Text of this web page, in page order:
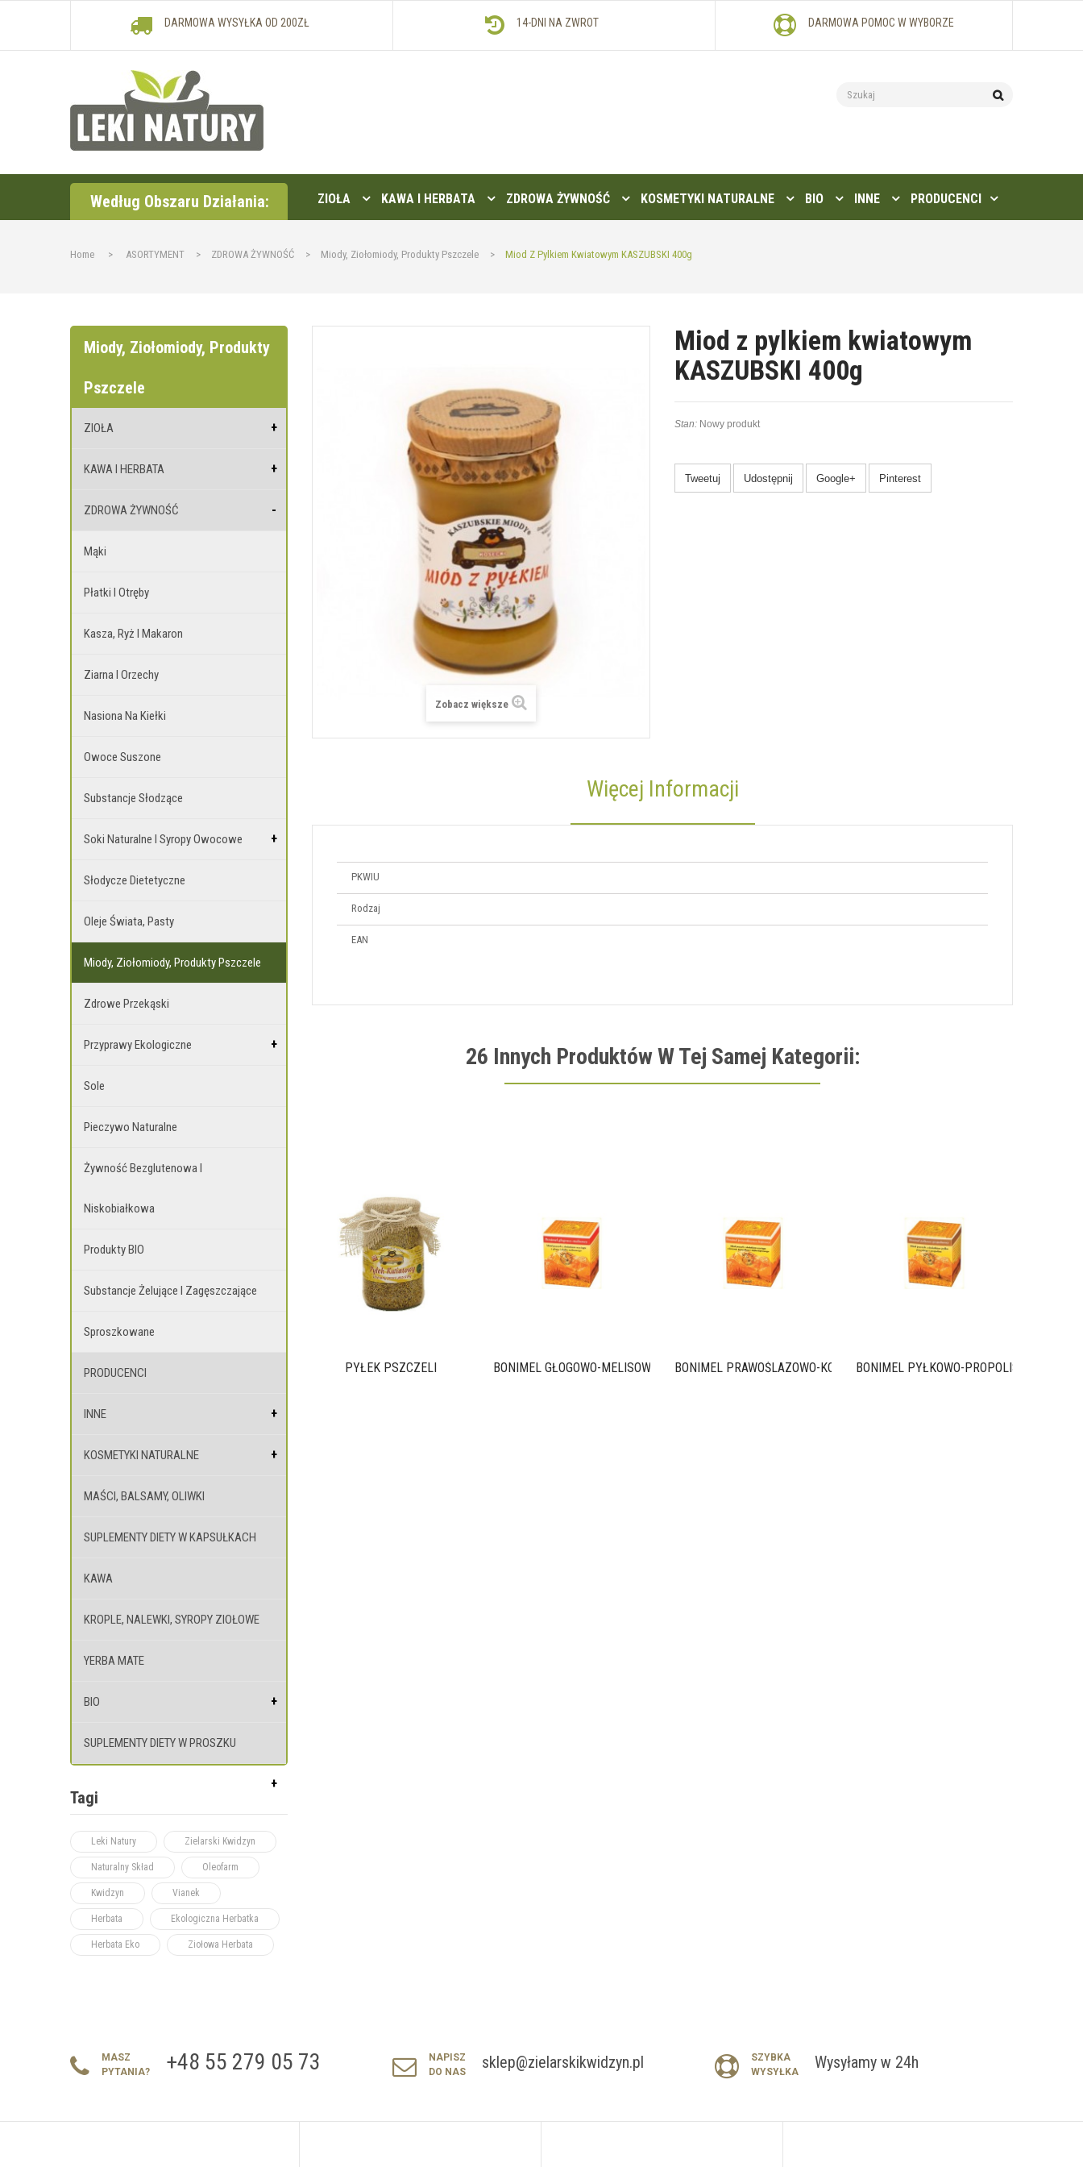
DARMOWA WYSYŁKA OD 200ZŁ 14-DNI NA ZWROT DARMOWA POMOC W WYBORZE
Według Obszaru Działania: ZIOŁA KAWA I HERBATA ZDROWA ŻYWNOŚĆ KOSMETYKI NATURALNE BIO INNE PRODUCENCI
Home > ASORTYMENT > ZDROWA ŻYWNOŚĆ > Miody, Ziołomiody, Produkty Pszczele > Miod Z Pylkiem Kwiatowym KASZUBSKI 400g
Miody, Ziołomiody, Produkty
Pszczele
ZIOŁA
KAWA I HERBATA
ZDROWA ŻYWNOŚĆ
Mąki
Płatki I Otręby
Kasza, Ryż I Makaron
Ziarna I Orzechy
Nasiona Na Kiełki
Owoce Suszone
Substancje Słodzące
Soki Naturalne I Syropy Owocowe
Słodycze Dietetyczne
Oleje Świata, Pasty
Miody, Ziołomiody, Produkty Pszczele
Zdrowe Przekąski
Przyprawy Ekologiczne
Sole
Pieczywo Naturalne
Żywność Bezglutenowa I
Niskobiałkowa
Produkty BIO
Substancje Żelujące I Zagęszczające
Sproszkowane
PRODUCENCI
INNE
KOSMETYKI NATURALNE
MAŚCI, BALSAMY, OLIWKI
SUPLEMENTY DIETY W KAPSUŁKACH
KAWA
KROPLE, NALEWKI, SYROPY ZIOŁOWE
YERBA MATE
BIO
SUPLEMENTY DIETY W PROSZKU
Tagi
Leki Natury Zielarski Kwidzyn
Naturalny Skład Oleofarm
Kwidzyn Vianek
Herbata Ekologiczna Herbatka
Herbata Eko Ziołowa Herbata
Zobacz większe
Miod z pylkiem kwiatowym
KASZUBSKI 400g
Stan: Nowy produkt
Tweetuj Udostępnij Google+ Pinterest
Więcej Informacji
PKWIU
Rodzaj
EAN
26 Innych Produktów W Tej Samej Kategorii:
PYŁEK PSZCZELI BONIMEL GŁOGOWO-MELISOWY BONIMEL PRAWOŚLAZOWO-KOPROWYBONIMEL PYŁKOWO-PROPOLISOWY
MASZ
PYTANIA?
+48 55 279 05 73
NAPISZ
DO NAS
sklep@zielarskikwidzyn.pl
SZYBKA
WYSYŁKA
Wysyłamy w 24h